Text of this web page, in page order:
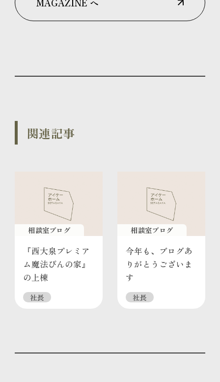
MAGAZINE へ
関連記事
相談室ブログ
『西大泉プレミア
ム魔法びんの家』
の上棟
社長
相談室ブログ
今年も、ブログあ
りがとうございま
す
社長